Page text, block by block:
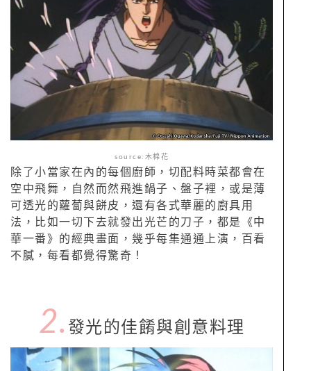
source:木棉花
除了小當家在內的每個廚師，切配料時菜都會在
空中飛舞，自然而然飛進鍋子、盤子裡，或是薄
可透光的蘿蔔與餅皮，還有各式華麗的廚具用
法，比如一切下去就發出光芒的刀子，都是《中
華一番》的經典畫面，幾乎每集通通上演，百看
不膩，每看都覺得驚奇！
2. 發光的佳餚與創意料理